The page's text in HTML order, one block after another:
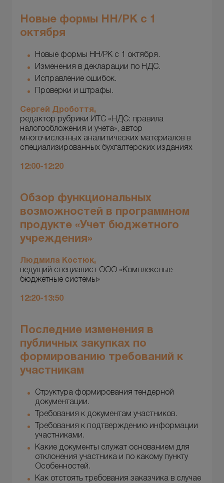
Новые формы НН/РК с 1
октября
Новые формы НН/РК с 1 октября.
Изменения в декларации по НДС.
Исправление ошибок.
Проверки и штрафы.
Сергей Дробоття,
редактор рубрики ИТС «НДС: правила
налогообложения и учета», автор
многочисленных аналитических материалов в
специализированных бухгалтерских изданиях
12:00-12:20
Обзор функциональных
возможностей в программном
продукте «Учет бюджетного
учреждения»
Людмила Костюк,
ведущий специалист ООО «Комплексные
бюджетные системы»
12:20-13:50
Последние изменения в
публичных закупках по
формированию требований к
участникам
Структура формирования тендерной
документации.
Требования к документам участников.
Требования к подтверждению информации
участниками.
Какие документы служат основанием для
отклонения участника и по какому пункту
Особенностей.
Как отстоять требования заказчика в случае